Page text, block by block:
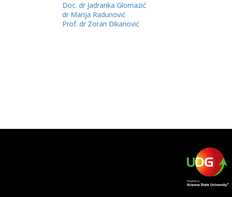
Doc. dr Jadranka Glomazić
dr Marija Radunović
Prof. dr Zoran Đikanović